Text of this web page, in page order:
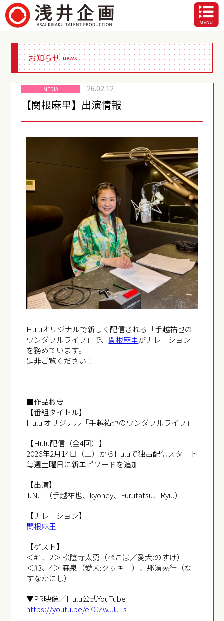
お知らせ news
MEDIA 26.02.12
【関根麻里】出演情報
Huluオリジナルで新しく配信される「手越祐也の
ワンダフルライフ」で、 関根麻里がナレーション
を務めています。
是非ご覧ください！
■作品概要
【番組タイトル】
Hulu オリジナル「手越祐也のワンダフルライフ」
【Hulu配信（全4回）】
2026年2月14日（土）からHuluで独占配信スタート
毎週土曜日に新エピソードを追加
【出演】
T.N.T （手越祐也、kyohey、Furutatsu、Ryu.）
【ナレーション】
関根麻里
【ゲスト】
＜#1、2＞ 松陰寺太勇（ぺこぱ／愛犬:のすけ）
＜#3、4＞ 森泉（愛犬:クッキー）、那須晃行（な
すなかにし）
▼PR映像／Hulu公式YouTube
https://youtu.be/e7CZwJJJiIs